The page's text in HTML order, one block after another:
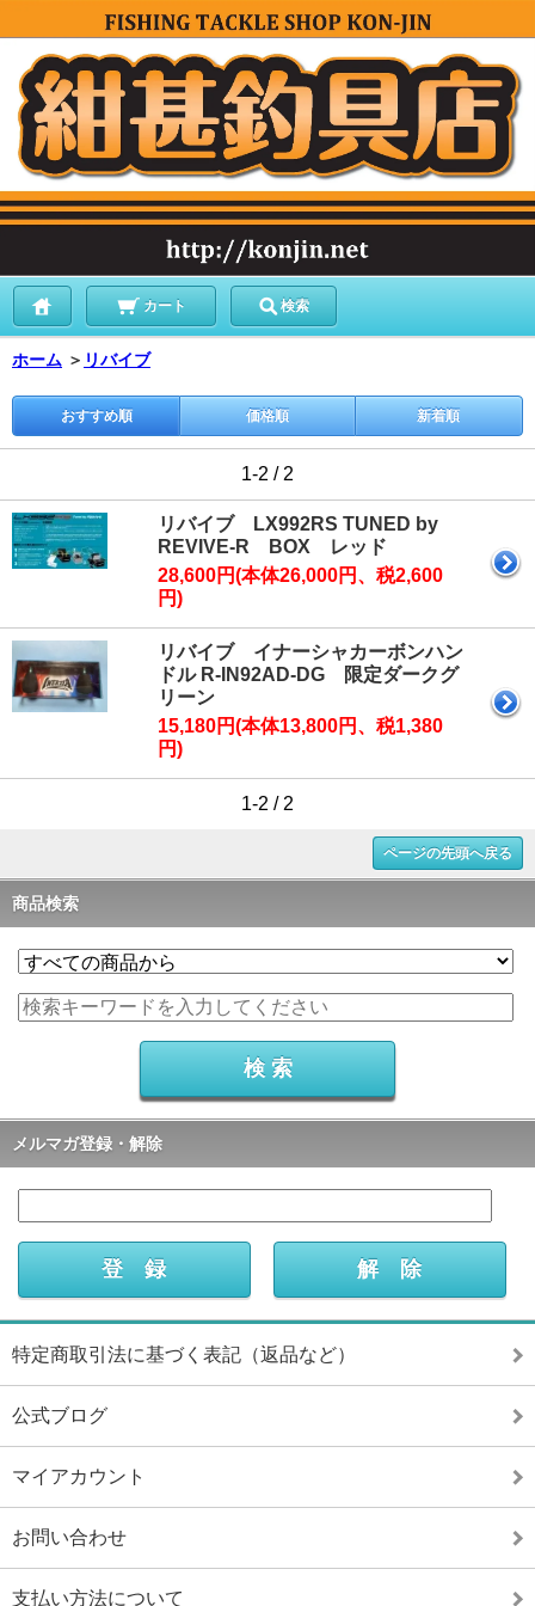
カート 検索
ホーム ＞ リバイブ
おすすめ順 価格順 新着順
1-2 / 2
リバイブ LX992RS TUNED by
REVIVE-R BOX レッド
28,600円(本体26,000円、税2,600
円)
リバイブ イナーシャカーボンハン
ドル R-IN92AD-DG 限定ダークグ
リーン
15,180円(本体13,800円、税1,380
円)
1-2 / 2
ページの先頭へ戻る
商品検索
メルマガ登録・解除
特定商取引法に基づく表記（返品など）
公式ブログ
マイアカウント
お問い合わせ
支払い方法について